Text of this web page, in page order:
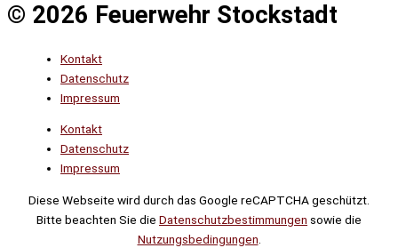
© 2026 Feuerwehr Stockstadt
Kontakt
Datenschutz
Impressum
Kontakt
Datenschutz
Impressum
Diese Webseite wird durch das Google reCAPTCHA geschützt.
Bitte beachten Sie die Datenschutzbestimmungen sowie die
Nutzungsbedingungen